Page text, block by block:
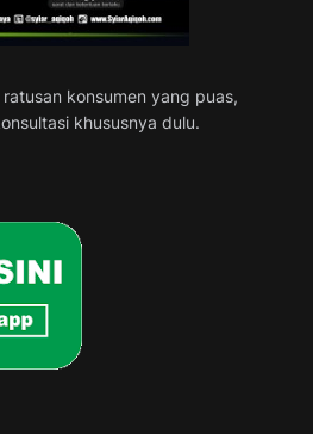
konsumen yang puas,
khususnya dulu.